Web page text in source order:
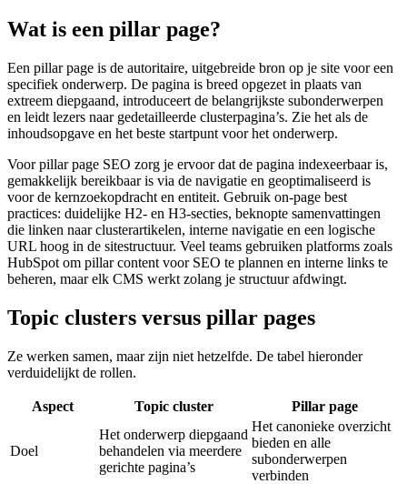
Wat is een pillar page?
Een pillar page is de autoritaire, uitgebreide bron op je site voor een
specifiek onderwerp. De pagina is breed opgezet in plaats van
extreem diepgaand, introduceert de belangrijkste subonderwerpen
en leidt lezers naar gedetailleerde clusterpagina’s. Zie het als de
inhoudsopgave en het beste startpunt voor het onderwerp.
Voor pillar page SEO zorg je ervoor dat de pagina indexeerbaar is,
gemakkelijk bereikbaar is via de navigatie en geoptimaliseerd is
voor de kernzoekopdracht en entiteit. Gebruik on-page best
practices: duidelijke H2- en H3-secties, beknopte samenvattingen
die linken naar clusterartikelen, interne navigatie en een logische
URL hoog in de sitestructuur. Veel teams gebruiken platforms zoals
HubSpot om pillar content voor SEO te plannen en interne links te
beheren, maar elk CMS werkt zolang je structuur afdwingt.
Topic clusters versus pillar pages
Ze werken samen, maar zijn niet hetzelfde. De tabel hieronder
verduidelijkt de rollen.
Aspect Topic cluster Pillar page
Doel
Het onderwerp diepgaand
behandelen via meerdere
gerichte pagina’s
Het canonieke overzicht
bieden en alle
subonderwerpen
verbinden